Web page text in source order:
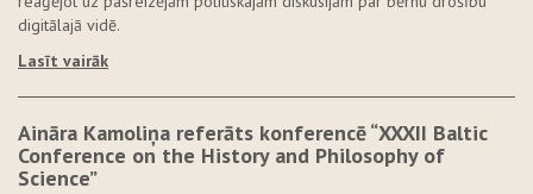
digitālajā vidē.
Lasīt vairāk
Aināra Kamoliņa referāts konferencē “XXXII Baltic
Conference on the History and Philosophy of
Science”